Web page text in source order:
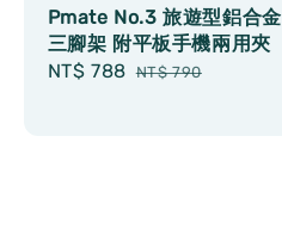
Pmate No.3 旅遊型鋁合金
三腳架 附平板手機兩用夾
Sale
NT$ 788 Regular
NT$ 790